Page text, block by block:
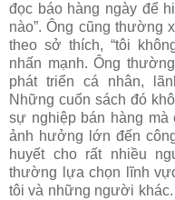
đọc báo hàng ngày để
nào”. Ông cũng thường
theo sở thích, “tôi
nhấn mạnh. Ông
phát triển cá nhân,
Những cuốn sách đó
sự nghiệp bán hàng
ảnh hưởng lớn đến
huyết cho rất nhiều
thường lựa chọn lĩnh
tôi và những người